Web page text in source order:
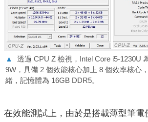
▲
透過 CPU Z 檢視，Intel Core i5-1230U
9W，具備 2 個效能核心加上 8 個效率核心
緒，記憶體為 16GB DDR5。
在效能測試上，由於是搭載薄型筆電